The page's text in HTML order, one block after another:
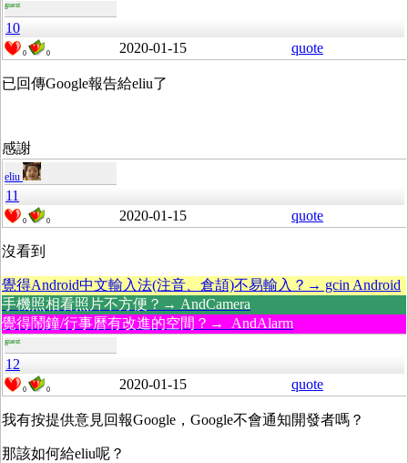
guest
10
0 0 2020-01-15 quote
已回傳Google報告給eliu了
感謝
eliu
11
0 0 2020-01-15 quote
沒看到
覺得Android中文輸入法(注音、倉頡)不易輸入？→ gcin Android
手機照相看照片不方便？→ AndCamera
覺得鬧鐘/行事曆有改進的空間？→ AndAlarm
guest
12
0 0 2020-01-15 quote
我有按提供意見回報Google，Google不會通知開發者嗎？
那該如何給eliu呢？